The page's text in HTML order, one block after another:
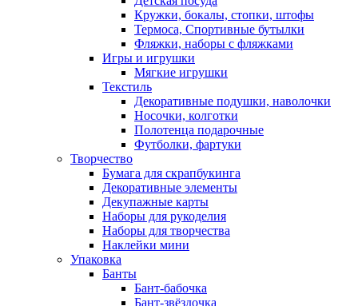
Кружки, бокалы, стопки, штофы
Термоса, Спортивные бутылки
Фляжки, наборы с фляжками
Игры и игрушки
Мягкие игрушки
Текстиль
Декоративные подушки, наволочки
Носочки, колготки
Полотенца подарочные
Футболки, фартуки
Творчество
Бумага для скрапбукинга
Декоративные элементы
Декупажные карты
Наборы для рукоделия
Наборы для творчества
Наклейки мини
Упаковка
Банты
Бант-бабочка
Бант-звёздочка